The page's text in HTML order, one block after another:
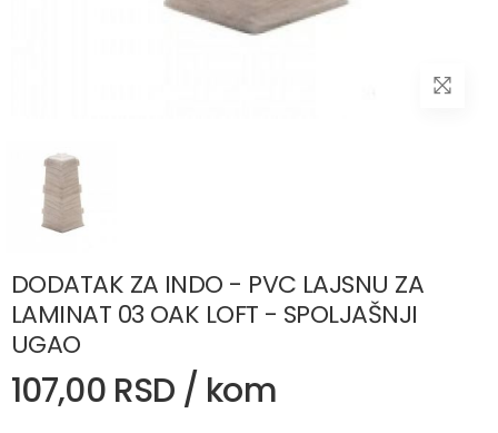
DODATAK ZA INDO - PVC LAJSNU ZA
LAMINAT 03 OAK LOFT - SPOLJAŠNJI
UGAO
107,00 RSD / kom